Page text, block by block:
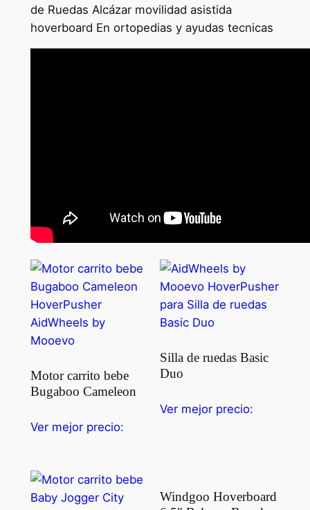
de Ruedas Alcázar movilidad asistida
hoverboard En ortopedias y ayudas tecnicas
Motor carrito bebe
Bugaboo Cameleon
Ver mejor precio:
Silla de ruedas Basic
Duo
Ver mejor precio:
Windgoo Hoverboard